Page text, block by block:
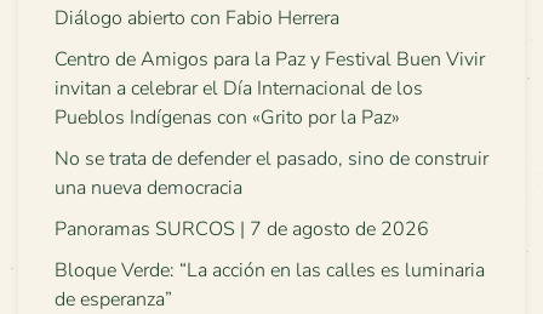
Diálogo abierto con Fabio Herrera
Centro de Amigos para la Paz y Festival Buen Vivir
invitan a celebrar el Día Internacional de los
Pueblos Indígenas con «Grito por la Paz»
No se trata de defender el pasado, sino de construir
una nueva democracia
Panoramas SURCOS | 7 de agosto de 2026
Bloque Verde: “La acción en las calles es luminaria
de esperanza”